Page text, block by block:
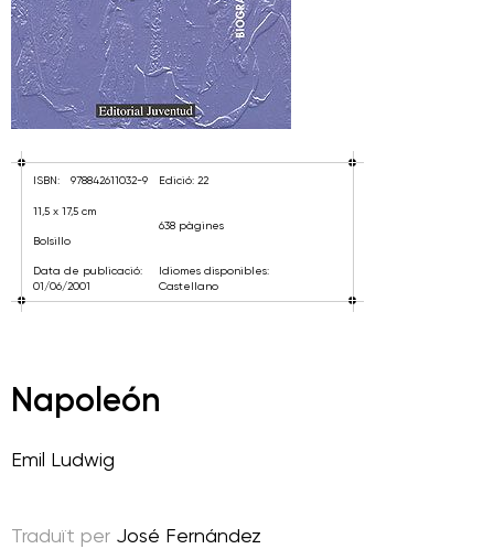
ISBN: 978842611032-9
11,5 x 17,5 cm
Bolsillo
Data de publicació:
01/06/2001
Edició: 22
638 pàgines
Idiomes disponibles:
Castellano
Napoleón
Emil Ludwig
Traduït per José Fernández